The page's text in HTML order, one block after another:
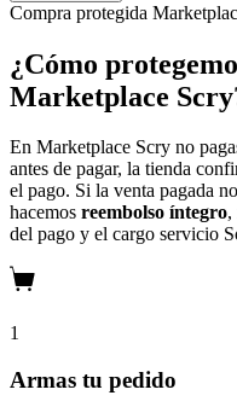
Compra protegida
¿Cómo
Marketplace
En Marketplace Scry no
antes de pagar, la tienda
el pago. Si la venta pagada
hacemos reembolso íntegro,
del pago y el cargo servicio
1
Armas tu pedido